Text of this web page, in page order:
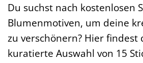
Du suchst nach kostenlosen
Blumenmotiven, um deine
zu verschönern? Hier findest
kuratierte Auswahl von 15